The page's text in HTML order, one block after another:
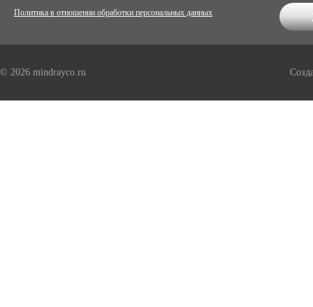
Политика в отношении обработки персональных данных
© 2026 mindrayco.ru